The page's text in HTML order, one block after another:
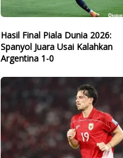
Hasil Final Piala Dunia 2026:
Spanyol Juara Usai Kalahkan
Argentina 1-0